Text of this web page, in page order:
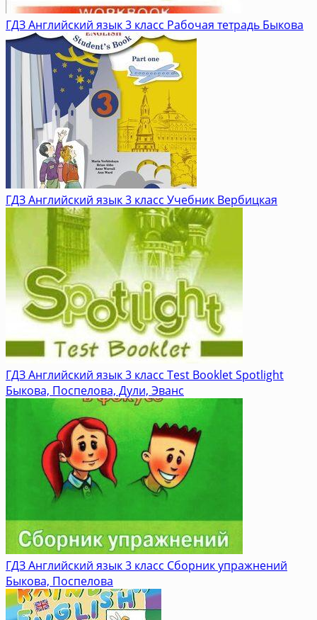
ГДЗ Английский язык 3 класс Рабочая тетрадь Быкова
ГДЗ Английский язык 3 класс Учебник Вербицкая
ГДЗ Английский язык 3 класс Test Booklet Spotlight
Быкова, Поспелова, Дули, Эванс
ГДЗ Английский язык 3 класс Сборник упражнений
Быкова, Поспелова